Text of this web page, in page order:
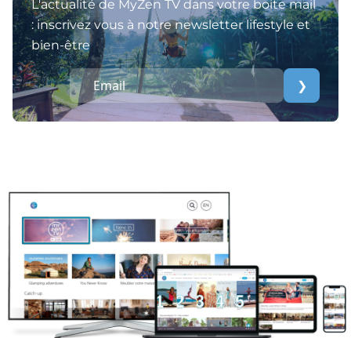
L'actualité de MyZen TV dans votre boite mail
: inscrivez vous à notre newsletter lifestyle et
bien-être
❯